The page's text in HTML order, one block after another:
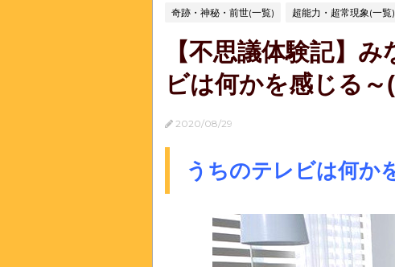
奇跡・神秘・前世(一覧) 超能力・超常現象(一覧)
【不思議体験記】
ビは何かを感じる
2020/08/29
うちのテレビは何か